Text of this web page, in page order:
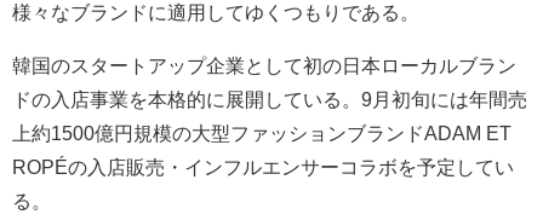
様々なブランドに適用してゆくつもりである。
韓国のスタートアップ企業として初の日本ローカルブラン
ドの入店事業を本格的に展開している。9月初旬には年間売
上約1500億円規模の大型ファッションブランドADAM ET
ROPÉの入店販売・インフルエンサーコラボを予定してい
る。